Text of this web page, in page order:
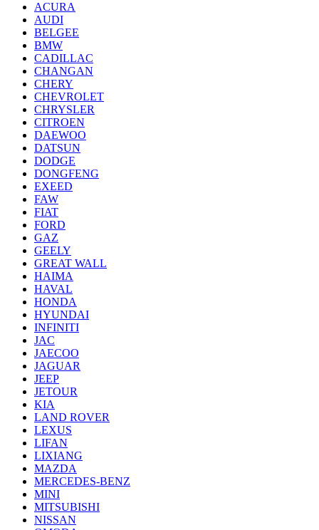
ACURA
AUDI
BELGEE
BMW
CADILLAC
CHANGAN
CHERY
CHEVROLET
CHRYSLER
CITROEN
DAEWOO
DATSUN
DODGE
DONGFENG
EXEED
FAW
FIAT
FORD
GAZ
GEELY
GREAT WALL
HAIMA
HAVAL
HONDA
HYUNDAI
INFINITI
JAC
JAECOO
JAGUAR
JEEP
JETOUR
KIA
LAND ROVER
LEXUS
LIFAN
LIXIANG
MAZDA
MERCEDES-BENZ
MINI
MITSUBISHI
NISSAN